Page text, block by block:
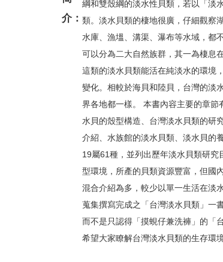
介：
綱和雙殼綱的淡水性貝類，若以「淡
類。淡水貝類的棲地很廣，仔細觀察
水庫、漁塭、溝渠、瀑布等水域，都
可以分為二大自然族群，其一為棲息
這類的淡水貝類能活在純淡水的環境
變化。相較於海貝和陸貝，台灣的淡
界各地都一樣。 本書內容主要的章
水貝的殼型構造、台灣淡水貝類的研
介紹、水族館的淡水貝類、淡水貝的
19屬61種，並列出歷年淡水貝類研
型環境，所產的貝類資源豐富，但國
混合介紹為多，較少以單一生活在淡
蒐集撰寫完成之「台灣淡水貝類」一
而不是只認得「摸蜆仔兼洗褲」的「
希望大家瞭解台灣淡水貝類的生存環